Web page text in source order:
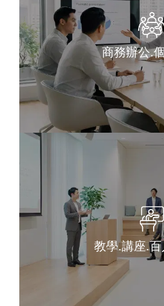
商務辦公.
教學.講座.